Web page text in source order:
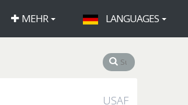
MEHR LANGUAGES
USAF